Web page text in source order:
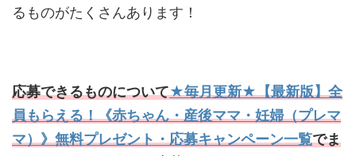
るものがたくさんあります！
応募できるものについて★毎月更新★【最新版】全
員もらえる！《赤ちゃん・産後ママ・妊婦（プレマ
マ）》無料プレゼント・応募キャンペーン一覧でま